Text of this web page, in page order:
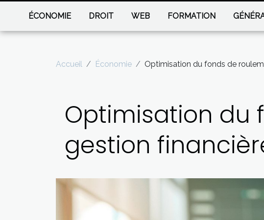
ÉCONOMIE DROIT WEB FORMATION
Accueil Économie Optimisation du fonds de
Optimisation du
gestion